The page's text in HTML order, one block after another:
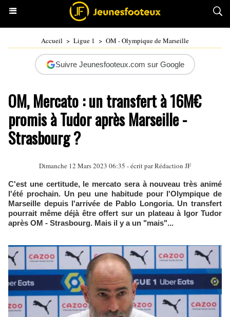
Accueil > Ligue 1 > OM - Olympique de Marseille
Suivre Jeunesfooteux.com sur Google
OM, Mercato : un transfert à 16M€
promis à Tudor après Marseille -
Strasbourg ?
Dimanche 12 Mars 2023 06:35 - écrit par Rédaction JF
C'est une certitude, le mercato sera à nouveau très animé
l'été prochain. Un peu une habitude pour l'Olympique de
Marseille depuis l'arrivée de Pablo Longoria. Un transfert
pourrait même déjà être offert sur un plateau à Igor Tudor
après OM - Strasbourg. Mais il y a un "mais"...